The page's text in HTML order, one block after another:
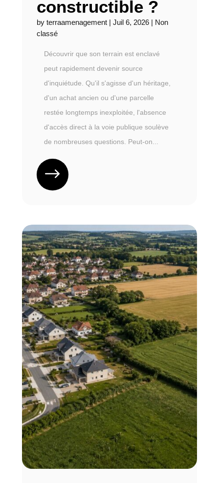
constructible ?
by terraamenagement| Juil 6, 2026| Non
classé
Découvrir que son terrain est enclavé
peut rapidement devenir source
d'inquiétude. Qu'il s'agisse d'un héritage,
d'un achat ancien ou d'une parcelle
restée longtemps inexploitée, l'absence
d'accès direct à la voie publique soulève
de nombreuses questions. Peut-on...